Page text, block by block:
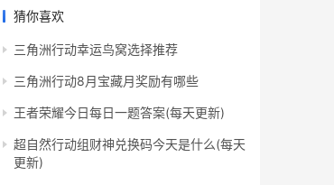
猜你喜欢
三角洲行动幸运鸟窝选择推荐
三角洲行动8月宝藏月奖励有哪些
王者荣耀今日每日一题答案(每天更新)
超自然行动组财神兑换码今天是什么(每天
更新)